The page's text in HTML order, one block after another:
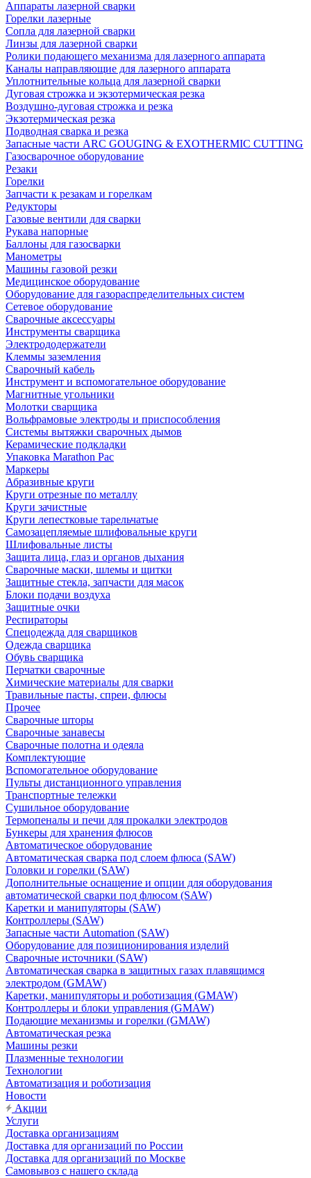
Аппараты лазерной сварки
Горелки лазерные
Сопла для лазерной сварки
Линзы для лазерной сварки
Ролики подающего механизма для лазерного аппарата
Каналы направляющие для лазерного аппарата
Уплотнительные кольца для лазерной сварки
Дуговая строжка и экзотермическая резка
Воздушно-дуговая строжка и резка
Экзотермическая резка
Подводная сварка и резка
Запасные части ARC GOUGING & EXOTHERMIC CUTTING
Газосварочное оборудование
Резаки
Горелки
Запчасти к резакам и горелкам
Редукторы
Газовые вентили для сварки
Рукава напорные
Баллоны для газосварки
Манометры
Машины газовой резки
Медицинское оборудование
Оборудование для газораспределительных систем
Сетевое оборудование
Сварочные аксессуары
Инструменты сварщика
Электрододержатели
Клеммы заземления
Сварочный кабель
Инструмент и вспомогательное оборудование
Магнитные угольники
Молотки сварщика
Вольфрамовые электроды и приспособления
Системы вытяжки сварочных дымов
Керамические подкладки
Упаковка Marathon Pac
Маркеры
Абразивные круги
Круги отрезные по металлу
Круги зачистные
Круги лепестковые тарельчатые
Самозацепляемые шлифовальные круги
Шлифовальные листы
Защита лица, глаз и органов дыхания
Сварочные маски, шлемы и щитки
Защитные стекла, запчасти для масок
Блоки подачи воздуха
Защитные очки
Респираторы
Спецодежда для сварщиков
Одежда сварщика
Обувь сварщика
Перчатки сварочные
Химические материалы для сварки
Травильные пасты, спреи, флюсы
Прочее
Сварочные шторы
Сварочные занавесы
Сварочные полотна и одеяла
Комплектующие
Вспомогательное оборудование
Пульты дистанционного управления
Транспортные тележки
Сушильное оборудование
Термопеналы и печи для прокалки электродов
Бункеры для хранения флюсов
Автоматическое оборудование
Автоматическая сварка под слоем флюса (SAW)
Головки и горелки (SAW)
Дополнительные оснащение и опции для оборудования
автоматической сварки под флюсом (SAW)
Каретки и манипуляторы (SAW)
Контроллеры (SAW)
Запасные части Automation (SAW)
Оборудование для позиционирования изделий
Сварочные источники (SAW)
Автоматическая сварка в защитных газах плавящимся
электродом (GMAW)
Каретки, манипуляторы и роботизация (GMAW)
Контроллеры и блоки управления (GMAW)
Подающие механизмы и горелки (GMAW)
Автоматическая резка
Машины резки
Плазменные технологии
Технологии
Автоматизация и роботизация
Новости
Акции
Услуги
Доставка организациям
Доставка для организаций по России
Доставка для организаций по Москве
Самовывоз с нашего склада